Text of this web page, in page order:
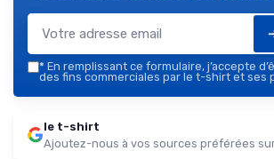
* En remplissant ce formulaire, j’accepte
des fins commerciales par le t-shirt et ses
le t-shirt
Ajoutez-nous à vos sources préférées